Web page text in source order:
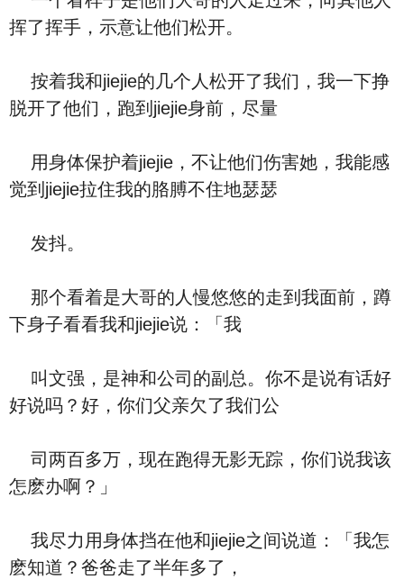
挥了挥手，示意让他们松开。
按着我和jiejie的几个人松开了我们，我一下挣
脱开了他们，跑到jiejie身前，尽量
用身体保护着jiejie，不让他们伤害她，我能感
觉到jiejie拉住我的胳膊不住地瑟瑟
发抖。
那个看着是大哥的人慢悠悠的走到我面前，蹲
下身子看看我和jiejie说：「我
叫文强，是神和公司的副总。你不是说有话好
好说吗？好，你们父亲欠了我们公
司两百多万，现在跑得无影无踪，你们说我该
怎麽办啊？」
我尽力用身体挡在他和jiejie之间说道：「我怎
麽知道？爸爸走了半年多了，